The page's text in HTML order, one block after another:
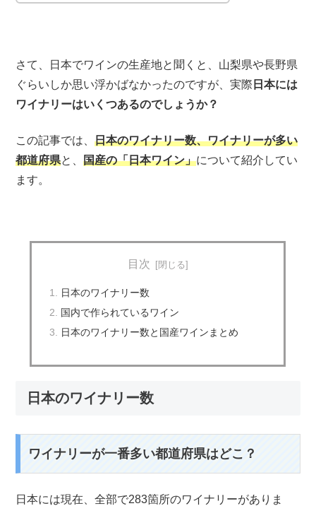
さて、日本でワインの生産地と聞くと、山梨県や長野県
ぐらいしか思い浮かばなかったのですが、実際 日本には
ワイナリーはいくつあるのでしょうか？
この記事では、日本のワイナリー数、ワイナリーが多い
都道府県と、国産の「日本ワイン」について紹介してい
ます。
目次
日本のワイナリー数
国内で作られているワイン
日本のワイナリー数と国産ワインまとめ
日本のワイナリー数
ワイナリーが一番多い都道府県はどこ？
日本には現在、全部で283箇所のワイナリーがありま